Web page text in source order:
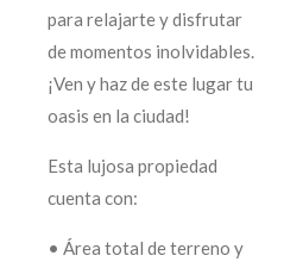
para relajarte y disfrutar
de momentos inolvidables.
¡Ven y haz de este lugar tu
oasis en la ciudad!
Esta lujosa propiedad
cuenta con:
• Área total de terreno y